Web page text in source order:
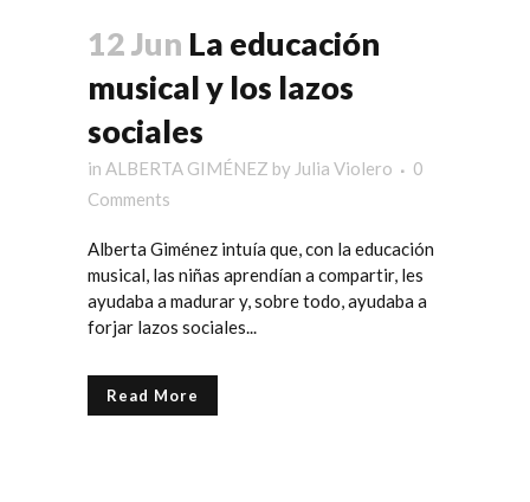
12 Jun La educación
musical y los lazos
sociales
in ALBERTA GIMÉNEZ by Julia Violero
0
Comments
Alberta Giménez intuía que, con la educación
musical, las niñas aprendían a compartir, les
ayudaba a madurar y, sobre todo, ayudaba a
forjar lazos sociales...
Read More